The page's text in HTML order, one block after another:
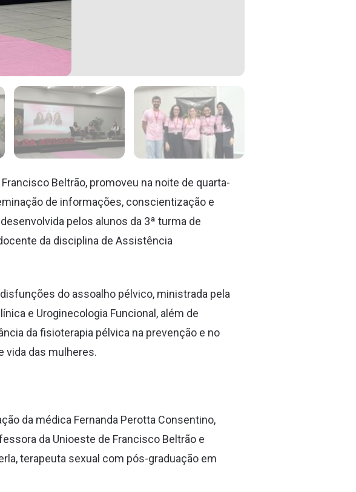
Beltrão, promoveu na noite de quarta-
de informações, conscientização e
pelos alunos da 3ª turma de
da disciplina de Assistência
do assoalho pélvico, ministrada pela
e Uroginecologia Funcional, além de
da fisioterapia pélvica na prevenção e no
vida das mulheres.
da médica Fernanda Perotta Consentino,
da Unioeste de Francisco Beltrão e
terapeuta sexual com pós-graduação em